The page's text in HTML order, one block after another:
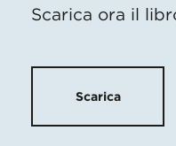
Scarica ora il
Scarica